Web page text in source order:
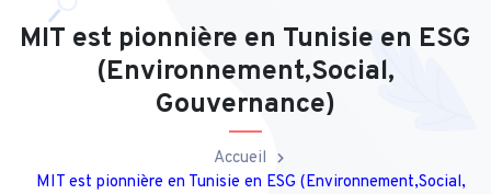
MIT est pionnière en Tunisie en ESG
(Environnement,Social,
Gouvernance)
Accueil
MIT est pionnière en Tunisie en ESG (Environnement,Social,